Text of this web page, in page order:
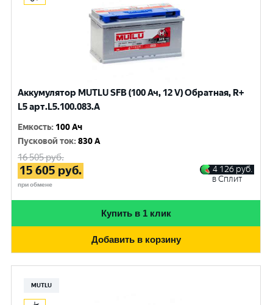
Аккумулятор MUTLU SFB (100 Ач, 12 V) Обратная, R+
L5 арт.L5.100.083.A
Емкость: 100 Ач
Пусковой ток:830 A
16 505руб.
15 605 руб.
при обмене
4 126 руб.
в Сплит
Купить в 1 клик
Добавить в корзину
MUTLU